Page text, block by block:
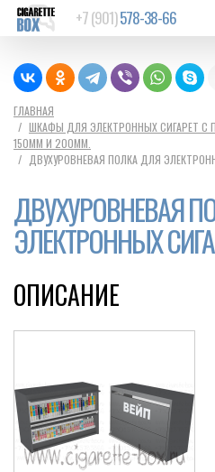
+7 (901)578-38-66
ГЛАВНАЯ
ШКАФЫ ДЛЯ ЭЛЕКТРОННЫХ СИГАРЕТ С
150ММ И 200ММ.
ДВУХУРОВНЕВАЯ ПОЛКА ДЛЯ
ДВУХУРОВНЕВАЯ
ЭЛЕКТРОННЫХ
ОПИСАНИЕ